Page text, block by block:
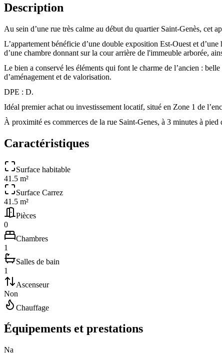
Description
Au sein d’une rue très calme au début du quartier Saint-Genès, cet
L’appartement bénéficie d’une double exposition Est-Ouest et
d’une chambre donnant sur la cour arrière de l'immeuble arborée,
Le bien a conservé les éléments qui font le charme de l’ancien :
d’aménagement et de valorisation.
DPE : D.
Idéal premier achat ou investissement locatif, situé en Zone 1 de
À proximité es commerces de la rue Saint-Genes, à 3 minutes à
Caractéristiques
Surface habitable
41.5 m²
Surface Carrez
41.5 m²
Pièces
0
Chambres
1
Salles de bain
1
Ascenseur
Non
Chauffage
Équipements et prestations
Na